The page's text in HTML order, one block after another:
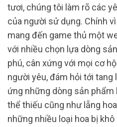
tươi, chúng tôi làm rõ các
của người sử dụng. Chính
mang đến game thủ một
với nhiều chọn lựa dòng
phú, cân xứng với mọi cơ
người yêu, đám hỏi tới tang
ứng những dòng sản phẩm
thể thiếu cũng như lẵng
những nhiều loại hoa bị khô